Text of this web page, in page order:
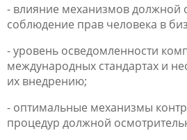
- влияние механизмов должной
соблюдение прав человека в
- уровень осведомленности
международных стандартах и
их внедрению;
- оптимальные механизмы
процедур должной